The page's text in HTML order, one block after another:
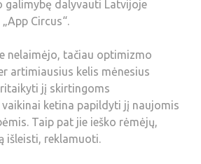
galimybę dalyvauti Latvijoje
Circus“.
nelaimėjo, tačiau optimizmo
artimiausius kelis mėnesius
jį skirtingoms
ketina papildyti jį naujomis
Taip pat jie ieško rėmėjų,
išleisti, reklamuoti.